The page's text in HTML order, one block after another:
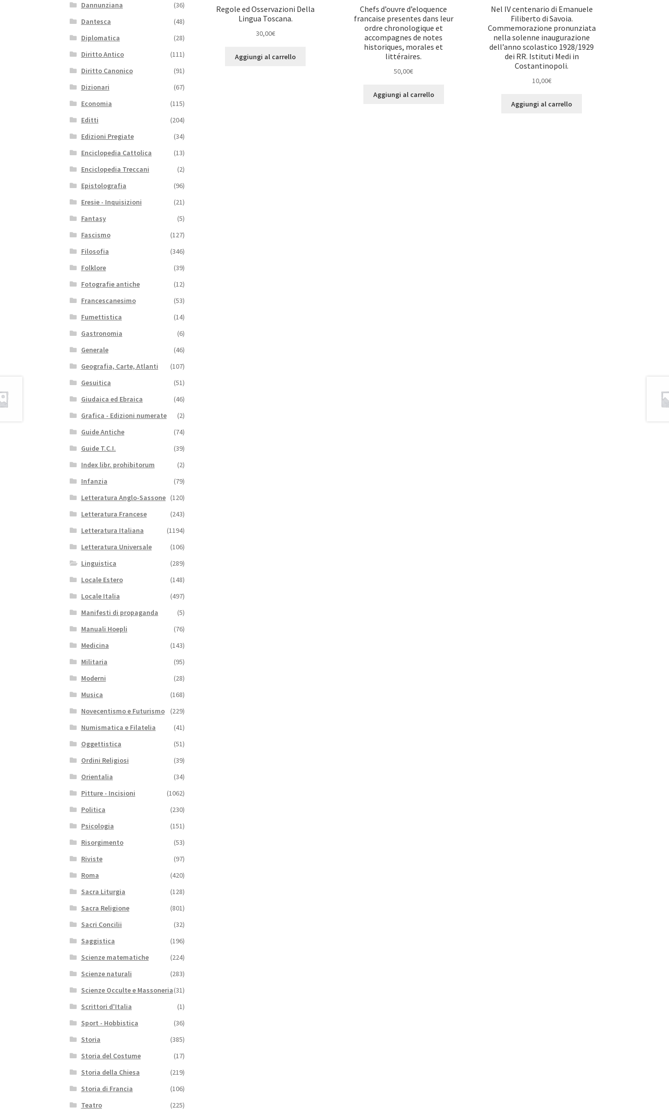
Regole ed Osservazioni Della
Lingua Toscana.
30,00€
Aggiungi al carrello
Chefs d’ouvre d’eloquence
francaise presentes dans leur
ordre chronologique et
accompagnes de notes
historiques, morales et
littéraires.
50,00€
Aggiungi al carrello
Nel IV centenario di Emanuele
Filiberto di Savoia.
Commemorazione pronunziata
nella solenne inaugurazione
dell’anno scolastico 1928/1929
dei RR. Istituti Medi in
Costantinopoli.
10,00€
Aggiungi al carrello
Dannunziana
(36)
Dantesca
(48)
Diplomatica
(28)
Diritto Antico
(111)
Diritto Canonico
(91)
Dizionari
(67)
Economia
(115)
Editti
(204)
Edizioni Pregiate
(34)
Enciclopedia Cattolica
(13)
Enciclopedia Treccani
(2)
Epistolografia
(96)
Eresie - Inquisizioni
(21)
Fantasy
(5)
Fascismo
(127)
Filosofia
(346)
Folklore
(39)
Fotografie antiche
(12)
Francescanesimo
(53)
Fumettistica
(14)
Gastronomia
(6)
Generale
(46)
Geografia, Carte, Atlanti
(107)
Gesuitica
(51)
Giudaica ed Ebraica
(46)
Grafica - Edizioni numerate
(2)
Guide Antiche
(74)
Guide T.C.I.
(39)
Index libr. prohibitorum
(2)
Infanzia
(79)
Letteratura Anglo-Sassone (120)
Letteratura Francese
(243)
Letteratura Italiana
(1194)
Letteratura Universale
(106)
Linguistica
(289)
Locale Estero
(148)
Locale Italia
(497)
Manifesti di propaganda
(5)
Manuali Hoepli
(76)
Medicina
(143)
Militaria
(95)
Moderni
(28)
Musica
(168)
Novecentismo e Futurismo
(229)
Numismatica e Filatelia
(41)
Oggettistica
(51)
Ordini Religiosi
(39)
Orientalia
(34)
Pitture - Incisioni
(1062)
Politica
(230)
Psicologia
(151)
Risorgimento
(53)
Riviste
(97)
Roma
(420)
Sacra Liturgia
(128)
Sacra Religione
(801)
Sacri Concilii
(32)
Saggistica
(196)
Scienze matematiche
(224)
Scienze naturali
(283)
Scienze Occulte e Massoneria(31)
Scrittori d'Italia
(1)
Sport - Hobbistica
(36)
Storia
(385)
Storia del Costume
(17)
Storia della Chiesa
(219)
Storia di Francia
(106)
Teatro
(225)